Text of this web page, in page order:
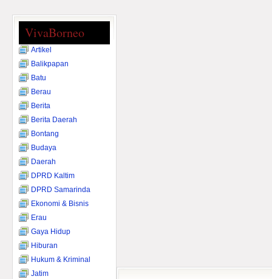
VivaBorneo
Artikel
Balikpapan
Batu
Berau
Berita
Berita Daerah
Bontang
Budaya
Daerah
DPRD Kaltim
DPRD Samarinda
Ekonomi & Bisnis
Erau
Gaya Hidup
Hiburan
Hukum & Kriminal
Jatim